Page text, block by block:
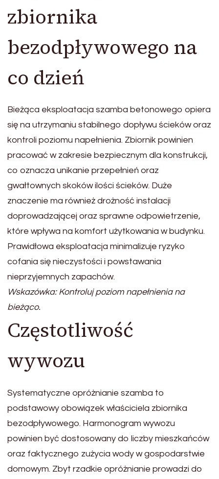
zbiornika
bezodpływowego na
co dzień
Bieżąca eksploatacja szamba betonowego opiera
się na utrzymaniu stabilnego dopływu ścieków oraz
kontroli poziomu napełnienia. Zbiornik powinien
pracować w zakresie bezpiecznym dla konstrukcji,
co oznacza unikanie przepełnień oraz
gwałtownych skoków ilości ścieków. Duże
znaczenie ma również drożność instalacji
doprowadzającej oraz sprawne odpowietrzenie,
które wpływa na komfort użytkowania w budynku.
Prawidłowa eksploatacja minimalizuje ryzyko
cofania się nieczystości i powstawania
nieprzyjemnych zapachów.
Wskazówka: Kontroluj poziom napełnienia na
bieżąco.
Częstotliwość
wywozu
Systematyczne opróżnianie szamba to
podstawowy obowiązek właściciela zbiornika
bezodpływowego. Harmonogram wywozu
powinien być dostosowany do liczby mieszkańców
oraz faktycznego zużycia wody w gospodarstwie
domowym. Zbyt rzadkie opróżnianie prowadzi do